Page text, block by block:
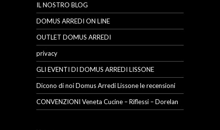
IL NOSTRO BLOG
DOMUS ARREDI ON LINE
OUTLET DOMUS ARREDI
privacy
GLI EVENTI DI DOMUS ARREDI LISSONE
Dicono di noi Domus Arredi Lissone le recensioni
CONVENZIONI Veneta Cucine – Riflessi – Dorelan